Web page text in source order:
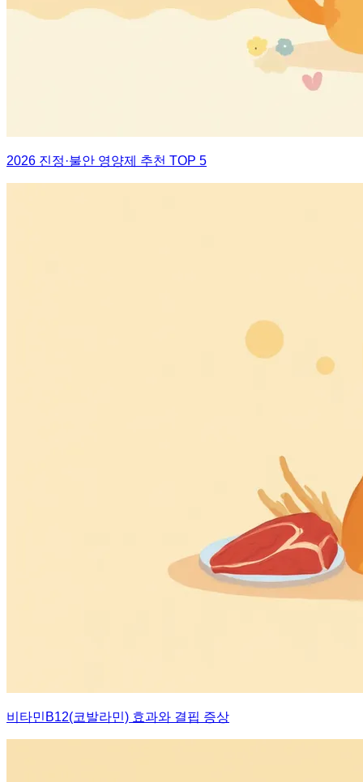
2026 진정·불안 영양제 추천 TOP 5
비타민B12(코발라민) 효과와 결핍 증상